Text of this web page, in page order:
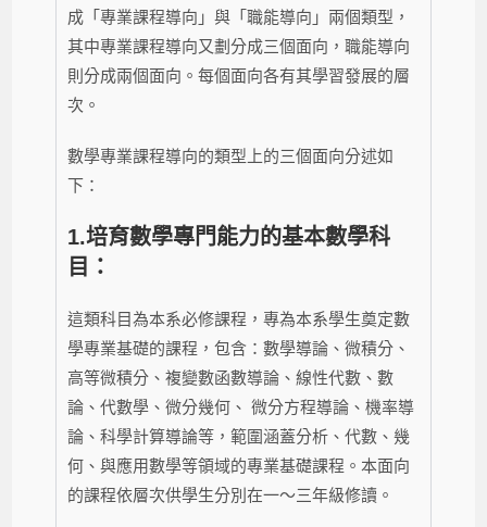
成「專業課程導向」與「職能導向」兩個類型，
其中專業課程導向又劃分成三個面向，職能導向
則分成兩個面向。每個面向各有其學習發展的層
次。
數學專業課程導向的類型上的三個面向分述如
下：
1.培育數學專門能力的基本數學科
目：
這類科目為本系必修課程，專為本系學生奠定數
學專業基礎的課程，包含：數學導論、微積分、
高等微積分、複變數函數導論、線性代數、數
論、代數學、微分幾何、 微分方程導論、機率導
論、科學計算導論等，範圍涵蓋分析、代數、幾
何、與應用數學等領域的專業基礎課程。本面向
的課程依層次供學生分別在一～三年級修讀。